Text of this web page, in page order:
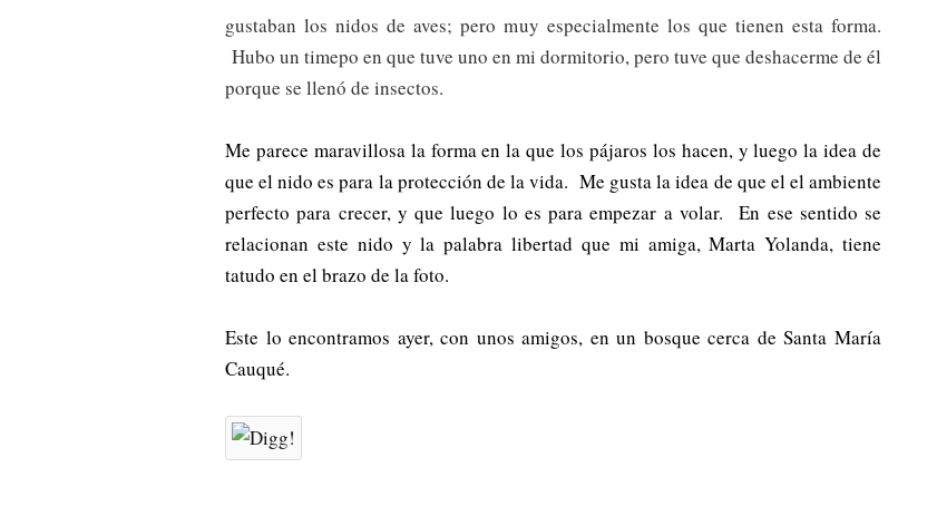
gustaban los nidos de aves; pero muy especialmente los que tienen esta forma.
Hubo un timepo en que tuve uno en mi dormitorio, pero tuve que deshacerme de él
porque se llenó de insectos.
Me parece maravillosa la forma en la que los pájaros los hacen, y luego la idea de
que el nido es para la protección de la vida. Me gusta la idea de que el el ambiente
perfecto para crecer, y que luego lo es para empezar a volar. En ese sentido se
relacionan este nido y la palabra libertad que mi amiga, Marta Yolanda, tiene
tatudo en el brazo de la foto.
Este lo encontramos ayer, con unos amigos, en un bosque cerca de Santa María
Cauqué.